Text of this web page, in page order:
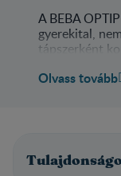
A BEBA
gyerekital,
tápszerként
Olvass tovább